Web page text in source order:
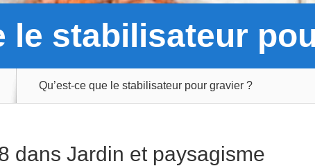
le stabilisateur
Qu’est-ce que le stabilisateur pour gravier ?
dans Jardin et paysagisme